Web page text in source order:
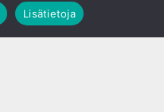
Lisätietoja